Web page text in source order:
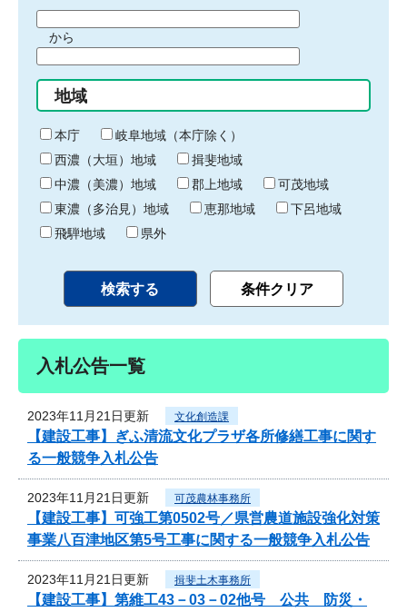
間
始
り
から
間
終
わ
り
地域
本庁
岐阜地域（本庁除く）
西濃（大垣）地域
揖斐地域
中濃（美濃）地域
郡上地域
可茂地域
東濃（多治見）地域
恵那地域
下呂地域
飛騨地域
県外
入札公告一覧
2023年11月21日更新 文化創造課
【建設工事】ぎふ清流文化プラザ各所修繕工事に関す
る一般競争入札公告
2023年11月21日更新 可茂農林事務所
【建設工事】可強工第0502号／県営農道施設強化対策
事業八百津地区第5号工事に関する一般競争入札公告
2023年11月21日更新 揖斐土木事務所
【建設工事】第維工43－03－02他号 公共 防災・